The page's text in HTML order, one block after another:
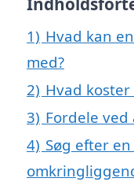
1) Hvad kan
med?
2) Hvad
3) Fordele
4) Søg efter